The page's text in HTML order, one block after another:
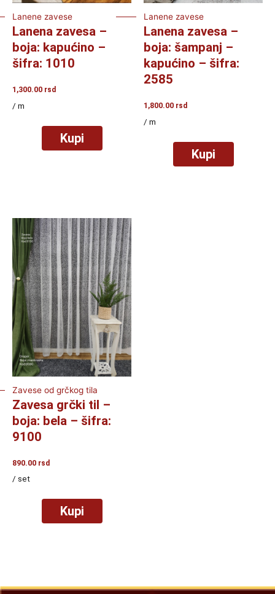
Lanene zavese
Lanena zavesa –
boja: kapućino –
šifra: 1010
1,300.00 rsd
/ m
Kupi
Lanene zavese
Lanena zavesa –
boja: šampanj –
kapućino – šifra:
2585
1,800.00 rsd
/ m
Kupi
Zavese od grčkog tila
Zavesa grčki til –
boja: bela – šifra:
9100
890.00 rsd
/ set
Kupi